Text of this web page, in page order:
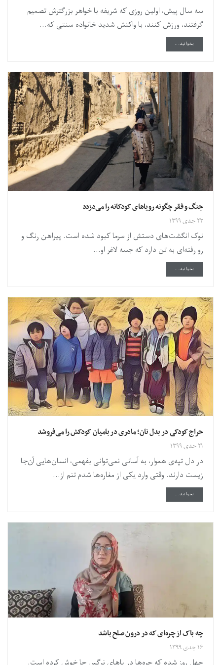
سه سال پیش، اولین روزی که شریفه با خواهر بزرگترش تصمیم
گرفتند، ورزش کنند، با واکنش شدید خانواده سنتی که...
بخوانید...
جنگ و فقر چگونه رویاهای کودکانه را می‌دزدد
۲۳ جدی ۱۳۹۹
نوک انگشت‌های دستش از سرما کبود شده است. پیراهن رنگ و
رو رفته‌ای به تن دارد که جسه ‌لاغر او...
بخوانید...
حراج کودکی در بدل نان؛ مادری در بامیان کودکش را می‌فروشد
۲۱ جدی ۱۳۹۹
در دل تپه‌ی هموار، به آسانی نمی‌توانی بفهمی، انسان‌هایی آن‌جا
زیست دارند. وقتی وارد یکی از مغاره‌ها شدم تنم از...
بخوانید...
چه باک از چره‌ای که در درون صلح باشد
۱۶ جدی ۱۳۹۹